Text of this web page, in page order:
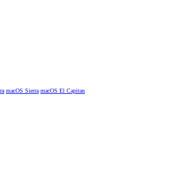
macOS Sierra macOS El Capitan